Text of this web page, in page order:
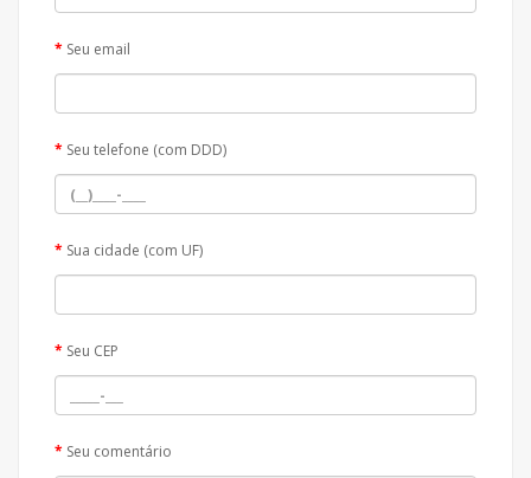
Seu email
Seu telefone (com DDD)
Sua cidade (com UF)
Seu CEP
Seu comentário